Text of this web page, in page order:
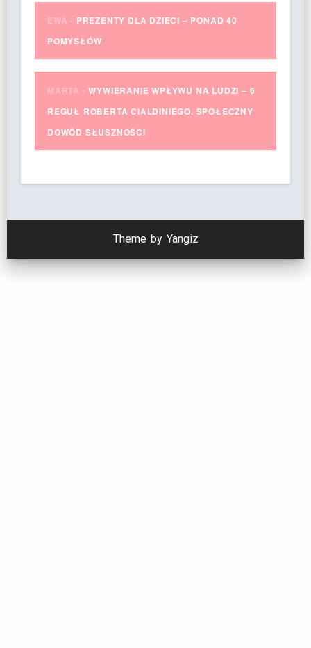
EWA - PREZENTY DLA DZIECI – PONAD 40
POMYSŁÓW
MARTA -WYWIERANIE WPŁYWU NA LUDZI – 6
REGUŁ ROBERTA CIALDINIEGO. SPOŁECZNY
DOWÓD SŁUSZNOŚCI
Theme by Yangiz